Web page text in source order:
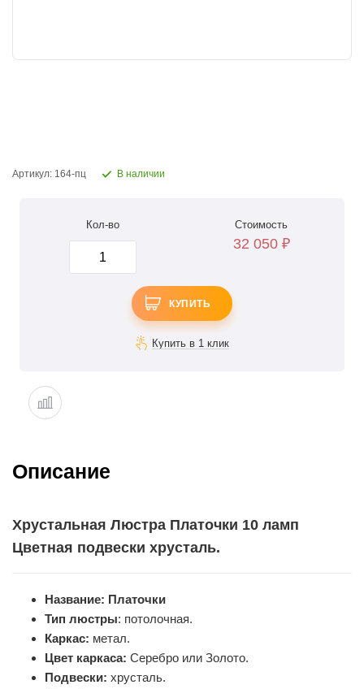
Артикул: 164-пц В наличии
Кол-во Стоимость
32 050 ₽
КУПИТЬ
Описание
Хрустальная Люстра Платочки 10 ламп
Цветная подвески хрусталь.
Название: Платочки
Тип люстры: потолочная.
Каркас: метал.
Цвет каркаса: Серебро или Золото.
Подвески: хрусталь.